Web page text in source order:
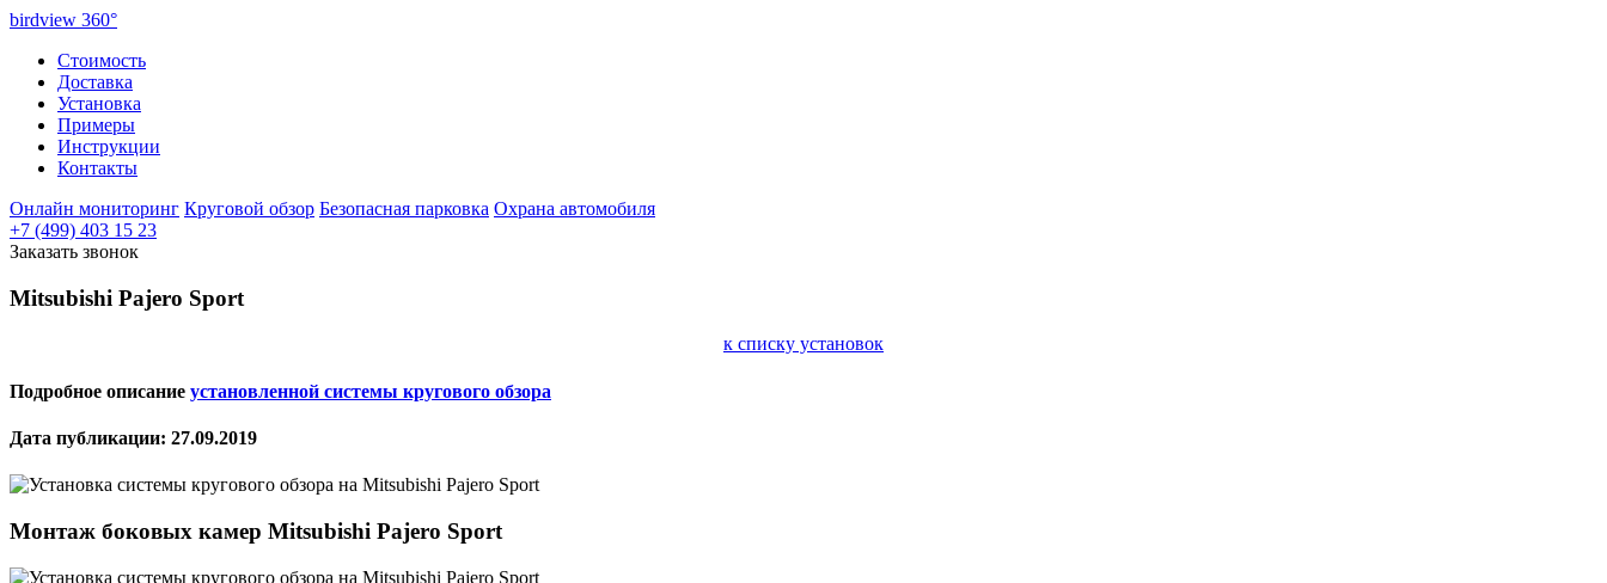
birdview 360°
Стоимость
Доставка
Установка
Примеры
Инструкции
Контакты
Онлайн мониторинг Круговой обзор Безопасная парковка Охрана автомобиля
+7 (499) 403 15 23
Заказать звонок
Mitsubishi Pajero Sport
к списку установок
Подробное описание установленной системы кругового обзора
Дата публикации: 27.09.2019
Монтаж боковых камер Mitsubishi Pajero Sport